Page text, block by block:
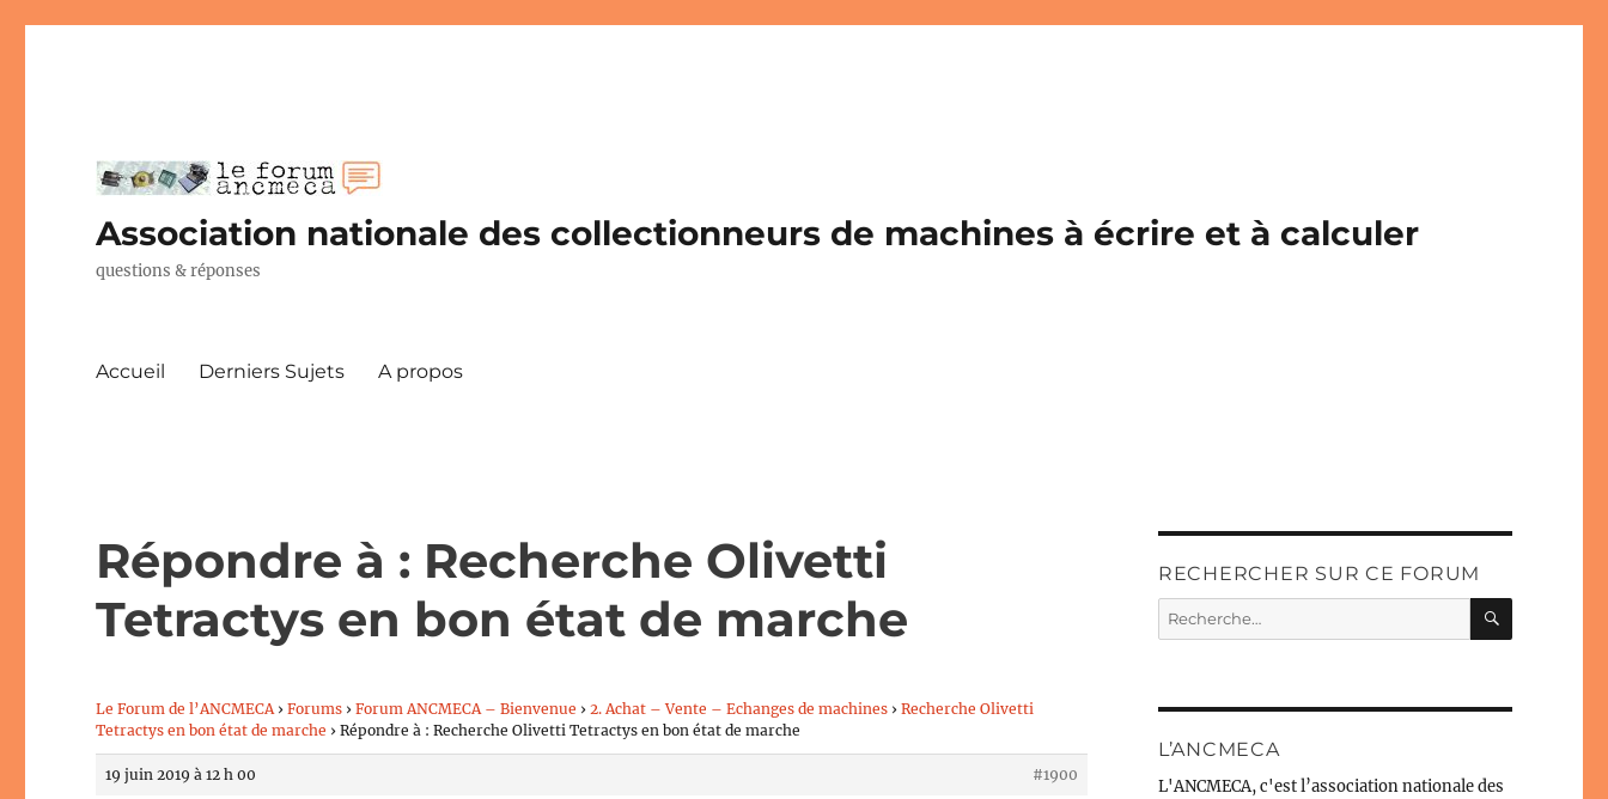
Association nationale des collectionneurs de machines à écrire et à calculer
questions & réponses
Accueil Derniers Sujets A propos
Répondre à : Recherche Olivetti
Tetractys en bon état de marche
Le Forum de l’ANCMECA › Forums › Forum ANCMECA – Bienvenue › 2. Achat – Vente – Echanges de machines › Recherche Olivetti
Tetractys en bon état de marche › Répondre à : Recherche Olivetti Tetractys en bon état de marche
19 juin 2019 à 12 h 00 #1900
RECHERCHER SUR CE FORUM
Recherche
pour :
L’ANCMECA
L'ANCMECA, c'est l’association nationale des